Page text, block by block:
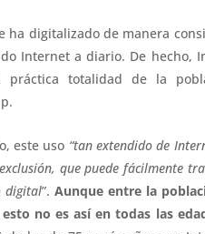
ha digitalizado de manera
Internet a diario. De hecho,
práctica totalidad de la
este uso “tan extendido de
que puede fácilmente
digital”.Aunque entre la
no es así en todas las